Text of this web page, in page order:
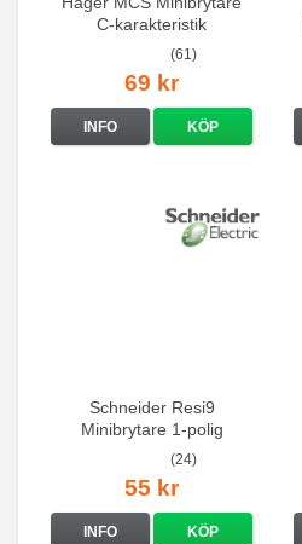
C-karakteristik
QuickConnect
(61)
69 kr
INFO KÖP
Schneider Resi9
Minibrytare 1-polig
(24)
55 kr
INFO KÖP